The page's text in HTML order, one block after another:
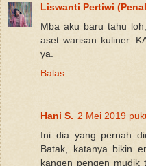
Liswanti Pertiwi
Mba aku baru tahu
aset warisan kuliner.
ya.
Balas
Hani S. 2 Mei 2019
Ini dia yang pernah
Batak, katanya bikin
kangen pengen mudik